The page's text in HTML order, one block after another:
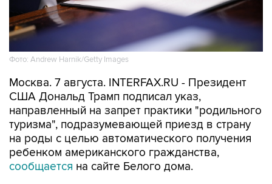
Фото: Andrew Harnik/Getty Images
Москва. 7 августа. INTERFAX.RU - Президент
США Дональд Трамп подписал указ,
направленный на запрет практики "родильного
туризма", подразумевающей приезд в страну
на роды с целью автоматического получения
ребенком американского гражданства,
сообщается на сайте Белого дома.